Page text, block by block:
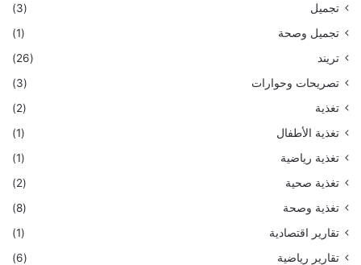
تجميل
(3)
تجميل وصحة
(1)
تريند
(26)
تصريحات وحوارات
(3)
تغذية
(2)
تغذية الأطفال
(1)
تغذية رياضية
(1)
تغذية صحية
(2)
تغذية وصحة
(8)
تقارير اقتصادية
(1)
تقارير رياضية
(6)